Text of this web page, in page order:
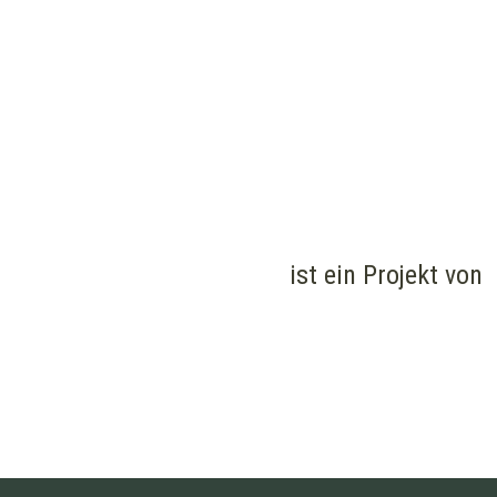
ist ein Projekt von